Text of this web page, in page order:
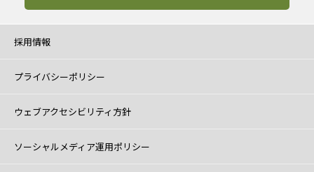
採用情報
プライバシーポリシー
ウェブアクセシビリティ方針
ソーシャルメディア運用ポリシー